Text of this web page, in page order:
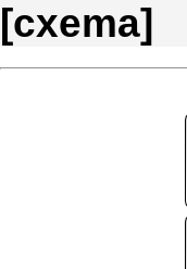
[cxema]